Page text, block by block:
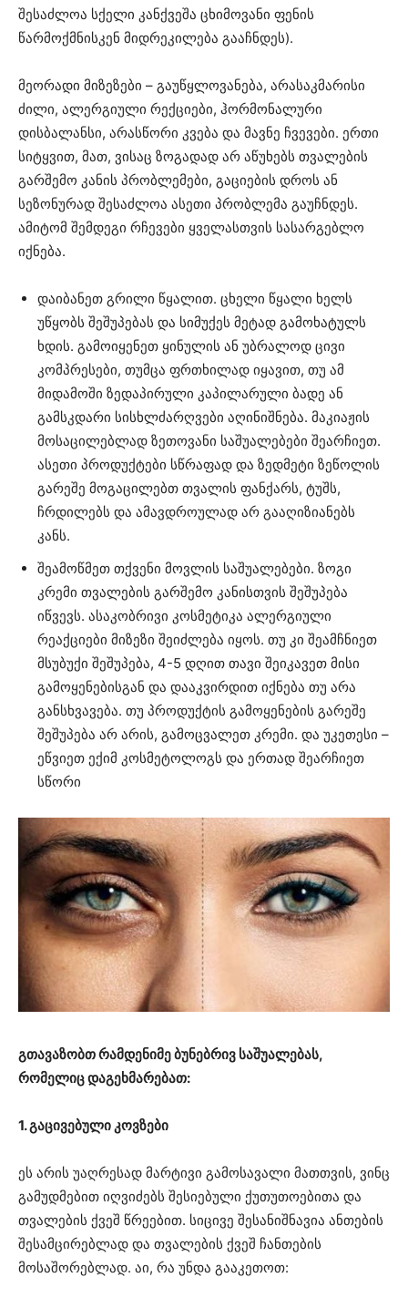
შესაძლოა სქელი კანქვეშა ცხიმოვანი ფენის
წარმოქმნისკენ მიდრეკილება გააჩნდეს).
მეორადი მიზეზები – გაუწყლოვანება, არასაკმარისი
ძილი, ალერგიული რექციები, ჰორმონალური
დისბალანსი, არასწორი კვება და მავნე ჩვევები. ერთი
სიტყვით, მათ, ვისაც ზოგადად არ აწუხებს თვალების
გარშემო კანის პრობლემები, გაციების დროს ან
სეზონურად შესაძლოა ასეთი პრობლემა გაუჩნდეს.
ამიტომ შემდეგი რჩევები ყველასთვის სასარგებლო
იქნება.
დაიბანეთ გრილი წყალით. ცხელი წყალი ხელს
უწყობს შეშუპებას და სიმუქეს მეტად გამოხატულს
ხდის. გამოიყენეთ ყინულის ან უბრალოდ ცივი
კომპრესები, თუმცა ფრთხილად იყავით, თუ ამ
მიდამოში ზედაპირული კაპილარული ბადე ან
გამსკდარი სისხლძარღვები აღინიშნება. მაკიაჟის
მოსაცილებლად ზეთოვანი საშუალებები შეარჩიეთ.
ასეთი პროდუქტები სწრაფად და ზედმეტი ზეწოლის
გარეშე მოგაცილებთ თვალის ფანქარს, ტუშს,
ჩრდილებს და ამავდროულად არ გააღიზიანებს
კანს.
შეამოწმეთ თქვენი მოვლის საშუალებები. ზოგი
კრემი თვალების გარშემო კანისთვის შეშუპება
იწვევს. ასაკობრივი კოსმეტიკა ალერგიული
რეაქციები მიზეზი შეიძლება იყოს. თუ კი შეამჩნიეთ
მსუბუქი შეშუპება, 4-5 დღით თავი შეიკავეთ მისი
გამოყენებისგან და დააკვირდით იქნება თუ არა
განსხვავება. თუ პროდუქტის გამოყენების გარეშე
შეშუპება არ არის, გამოცვალეთ კრემი. და უკეთესი –
ეწვიეთ ექიმ კოსმეტოლოგს და ერთად შეარჩიეთ
სწორი
გთავაზობთ რამდენიმე ბუნებრივ საშუალებას,
რომელიც დაგეხმარებათ:
1. გაცივებული კოვზები
ეს არის უაღრესად მარტივი გამოსავალი მათთვის, ვინც
გამუდმებით იღვიძებს შესიებული ქუთუთოებითა და
თვალების ქვეშ წრეებით. სიცივე შესანიშნავია ანთების
შესამცირებლად და თვალების ქვეშ ჩანთების
მოსაშორებლად. აი, რა უნდა გააკეთოთ: